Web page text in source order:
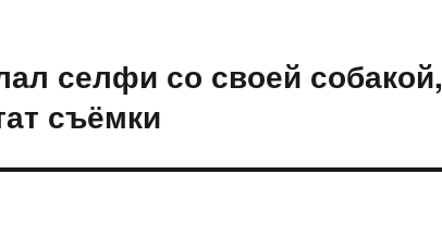
селфи со своей собакой,
съёмки